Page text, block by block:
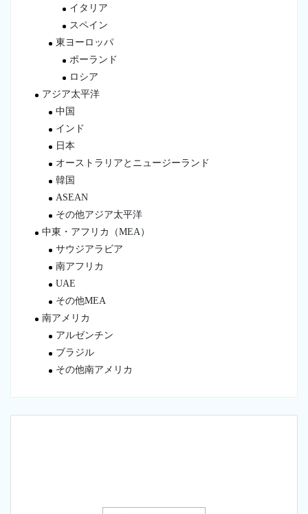
イタリア
スペイン
東ヨーロッパ
ポーランド
ロシア
アジア太平洋
中国
インド
日本
オーストラリアとニュージーランド
韓国
ASEAN
その他アジア太平洋
中東・アフリカ（MEA）
サウジアラビア
南アフリカ
UAE
その他MEA
南アメリカ
アルゼンチン
ブラジル
その他南アメリカ